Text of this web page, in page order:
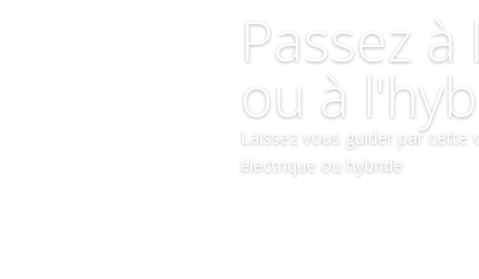
Passez
ou à
Laissez vous guider par
électrique ou hybride